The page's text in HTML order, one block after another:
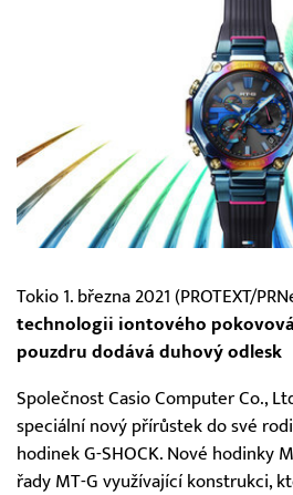
Tokio 1. března 2021 (PROTEXT/
technologii iontového
pouzdru dodává duhový odlesk
Společnost Casio Computer Co.,
speciální nový přírůstek do své
hodinek G-SHOCK. Nové hodinky
řady MT-G využívající konstrukci,